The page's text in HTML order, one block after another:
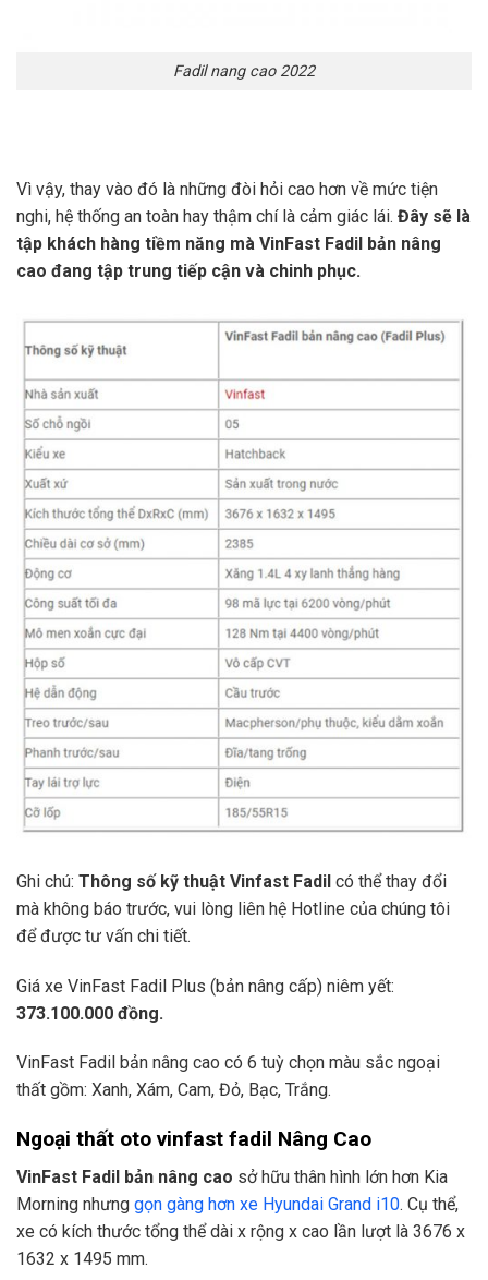
Fadil nang cao 2022
Vì vậy, thay vào đó là những đòi hỏi cao hơn về mức tiện
nghi, hệ thống an toàn hay thậm chí là cảm giác lái. Đây sẽ là
tập khách hàng tiềm năng mà VinFast Fadil bản nâng
cao đang tập trung tiếp cận và chinh phục.
Ghi chú: Thông số kỹ thuật Vinfast Fadil có thể thay đổi
mà không báo trước, vui lòng liên hệ Hotline của chúng tôi
để được tư vấn chi tiết.
Giá xe VinFast Fadil Plus (bản nâng cấp) niêm yết:
373.100.000 đồng.
VinFast Fadil bản nâng cao có 6 tuỳ chọn màu sắc ngoại
thất gồm: Xanh, Xám, Cam, Đỏ, Bạc, Trắng.
Ngoại thất oto vinfast fadil Nâng Cao
VinFast Fadil bản nâng cao sở hữu thân hình lớn hơn Kia
Morning nhưng gọn gàng hơn xe Hyundai Grand i10. Cụ thể,
xe có kích thước tổng thể dài x rộng x cao lần lượt là 3676 x
1632 x 1495 mm.